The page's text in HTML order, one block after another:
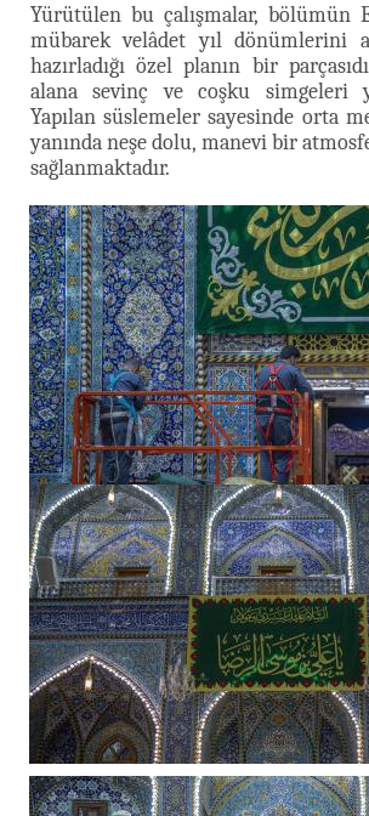
Yürütülen bu çalışmalar, bölümün
mübarek velâdet yıl dönümlerini
hazırladığı özel planın bir
alana sevinç ve coşku simgeleri
Yapılan süslemeler sayesinde orta
yanında neşe dolu, manevi bir
sağlanmaktadır.